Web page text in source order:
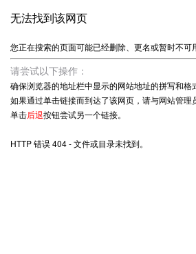
无法找到该网页
您正在搜索的页面可能已经删除、更名或暂时不可
请尝试以下操作：
确保浏览器的地址栏中显示的网站地址的拼写和格
如果通过单击链接而到达了该网页，请与网站管
单击后退按钮尝试另一个链接。
HTTP 错误 404 - 文件或目录未找到。